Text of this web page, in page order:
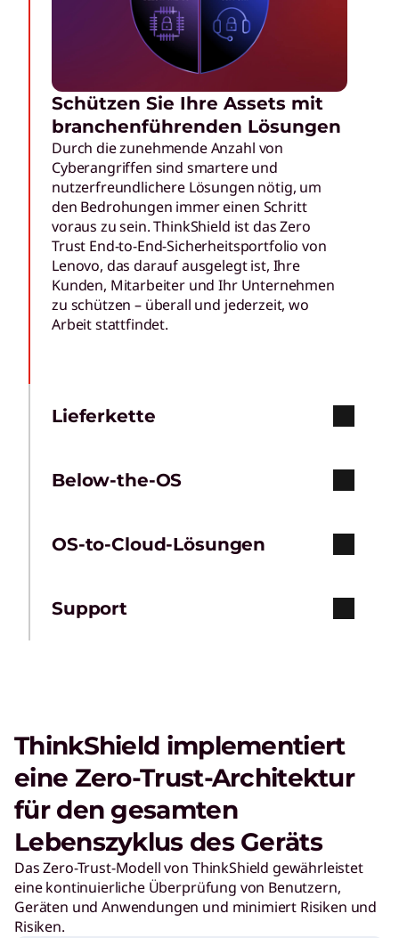
Schützen Sie Ihre Assets mit
branchenführenden Lösungen
Durch die zunehmende Anzahl von
Cyberangriffen sind smartere und
nutzerfreundlichere Lösungen nötig, um
den Bedrohungen immer einen Schritt
voraus zu sein. ThinkShield ist das Zero
Trust End-to-End-Sicherheitsportfolio von
Lenovo, das darauf ausgelegt ist, Ihre
Kunden, Mitarbeiter und Ihr Unternehmen
zu schützen – überall und jederzeit, wo
Arbeit stattfindet.
Lieferkette
Below-the-OS
OS-to-Cloud-Lösungen
Support
ThinkShield implementiert
eine Zero-Trust-Architektur
für den gesamten
Lebenszyklus des Geräts
Das Zero-Trust-Modell von ThinkShield gewährleistet
eine kontinuierliche Überprüfung von Benutzern,
Geräten und Anwendungen und minimiert Risiken und
Risiken.